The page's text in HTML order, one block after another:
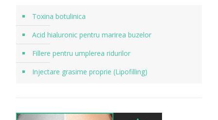
Toxina botulinica
Acid hialuronic pentru marirea buzelor
Fillere pentru umplerea ridurilor
Injectare grasime proprie (Lipofilling)